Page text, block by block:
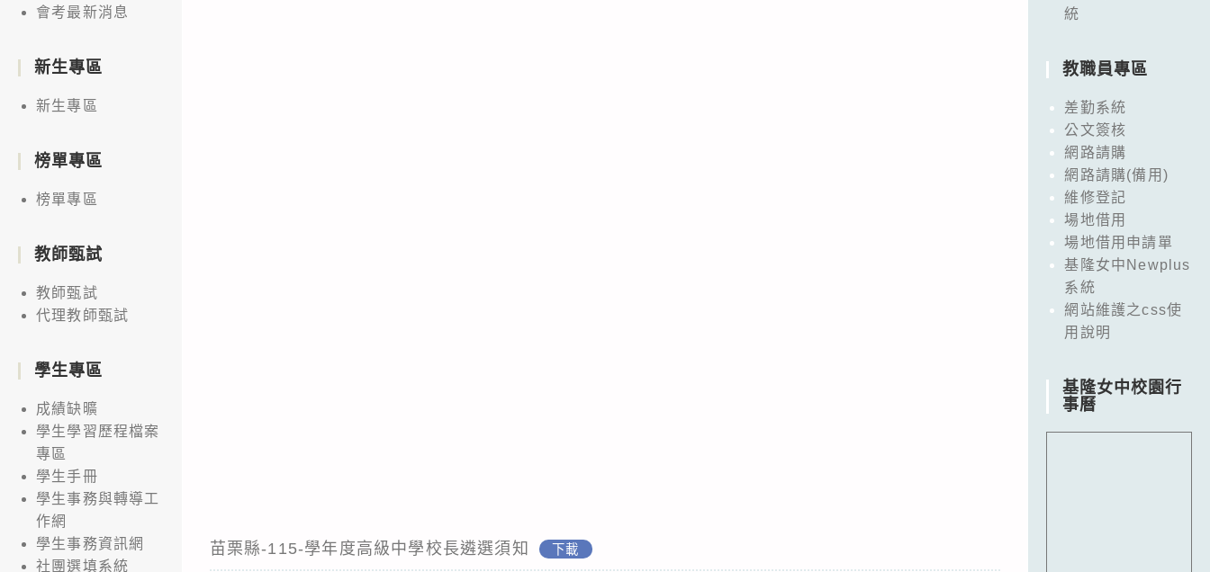
苗栗縣-115-學年度高級中學校長遴選須知 下載
會考最新消息
新生專區
新生專區
榜單專區
榜單專區
教師甄試
教師甄試
代理教師甄試
學生專區
成績缺曠
學生學習歷程檔案
專區
學生手冊
學生事務與轉導工
作網
學生事務資訊網
社團選填系統
統
教職員專區
差勤系統
公文簽核
網路請購
網路請購(備用)
維修登記
場地借用
場地借用申請單
基隆女中Newplus
系統
網站維護之css使
用說明
基隆女中校園行
事曆